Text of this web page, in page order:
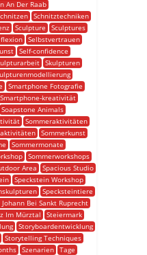
An Der Raab
Schnitztechniken
Sculpture
Sculptures
Selbstvertrauen
Self-confidence
Skulpturen
Smartphone Fotografie
Smartphone-kreativität
Soapstone Animals
Sommeraktivitäten
Sommerkunst
Sommermonate
Sommerworkshops
Area
Spacious Studio
Speckstein Workshop
Specksteintiere
Johann Bei Sankt Ruprecht
Im Mürztal
Steiermark
Storyboardentwicklung
Storytelling Techniques
Szenarien
Tage